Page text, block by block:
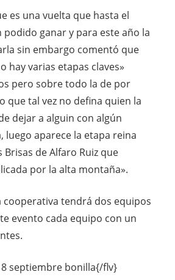
es una vuelta que hasta el
ganar y para este año la
sin embargo comentó que
hay varias etapas claves»
pero sobre todo la de por
que tal vez no defina quien la
dejar a alguin con algún
luego aparece la etapa reina
Brisas de Alfaro Ruiz que
por la alta montaña».
cooperativa tendrá dos equipos
evento cada equipo con un
septiembre bonilla{/flv}